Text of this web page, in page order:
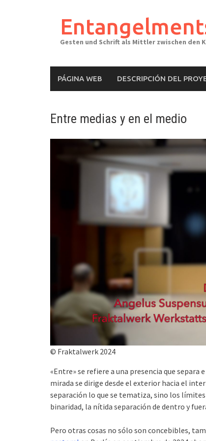
Gesten und Schrift als Mittler zwischen
PÁGINA WEB DESCRIPCIÓN DEL
Entre medias y en el medio
© Fraktalwerk 2024
«Entre» se refiere a una presencia que
mirada se dirige desde el exterior hacia el
separación lo que se tematiza, sino los límites
binaridad, la nítida separación de dentro y
Pero otras cosas no sólo son concebibles,